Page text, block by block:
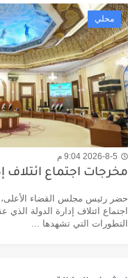
محلي
2026-8-5 9:04 م
مخرجات اجتماع ائتلاف
حضر رئيس مجلس القضاء الأعلى،
اجتماع ائتلاف إدارة الدولة
التطورات التي تشهدها ...